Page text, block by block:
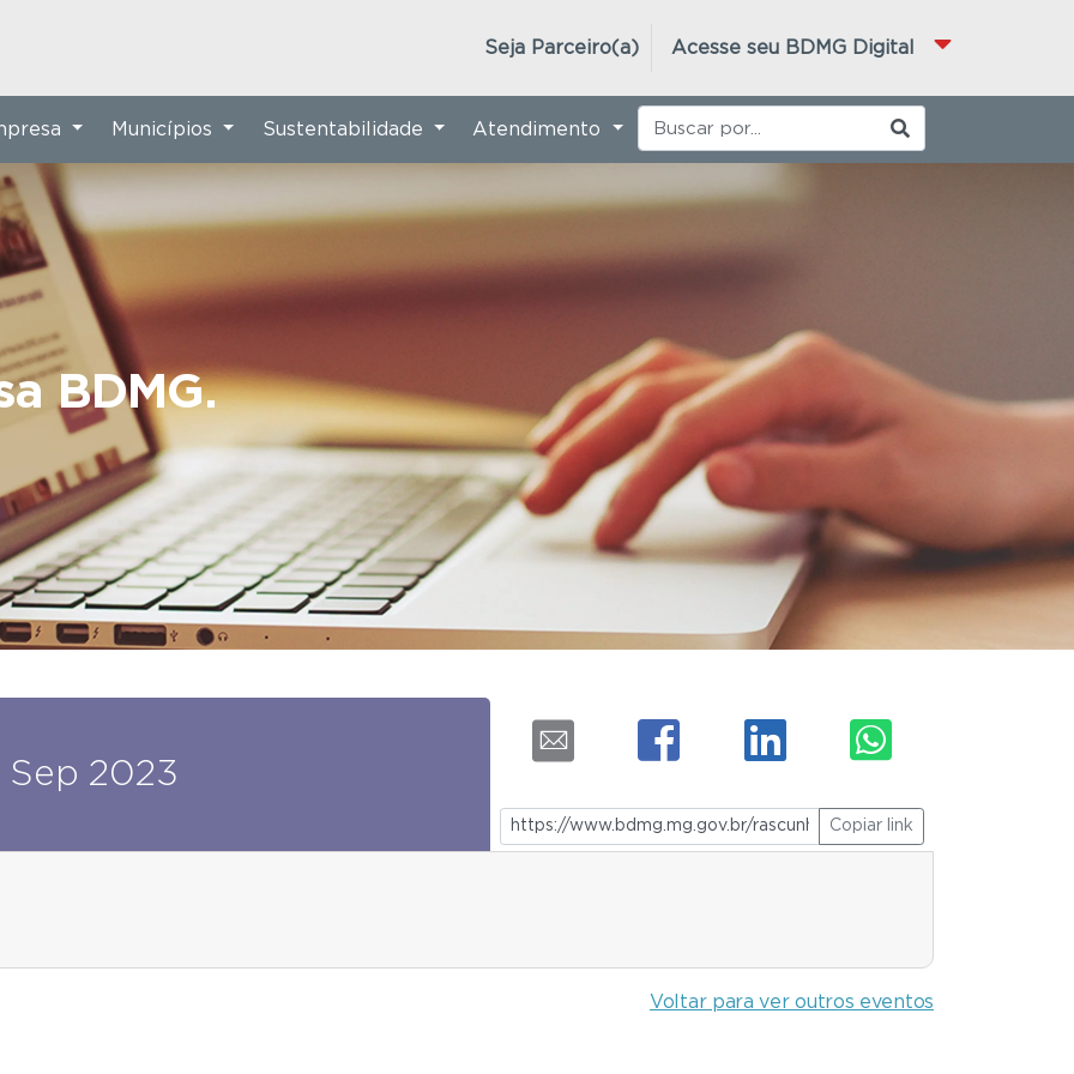
Acesse seu BDMG Digital
Seja Parceiro(a)
BDMG.
Municípios Sustentabilidade Atendimento
Sep 2023
Copiar link
Voltar para ver outros eventos